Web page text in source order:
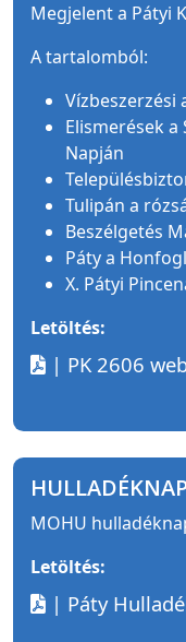
Megjelent a Pátyi
A tartalomból:
Vízbeszerzési
Elismerések
Napján
Tulipán a
Beszélgetés
Páty a
X. Pátyi
Letöltés:
| PK 2606
MOHU
Letöltés:
| Páty